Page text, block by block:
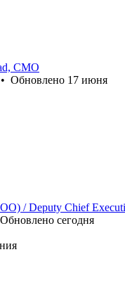
CMO
• Обновлено 17 июня
/ Deputy Chief
Обновлено сегодня